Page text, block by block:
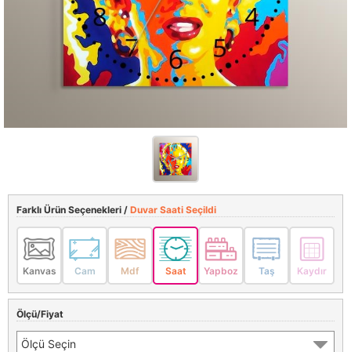
Farklı Ürün Seçenekleri / Duvar Saati Seçildi
Kanvas Cam Mdf Saat Yapboz Taş Kaydır
Ölçü/Fiyat
Ölçü Seçin